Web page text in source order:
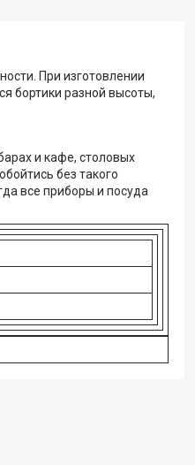
При изготовлении
бортики разной высоты,
и кафе, столовых
без такого
все приборы и посуда